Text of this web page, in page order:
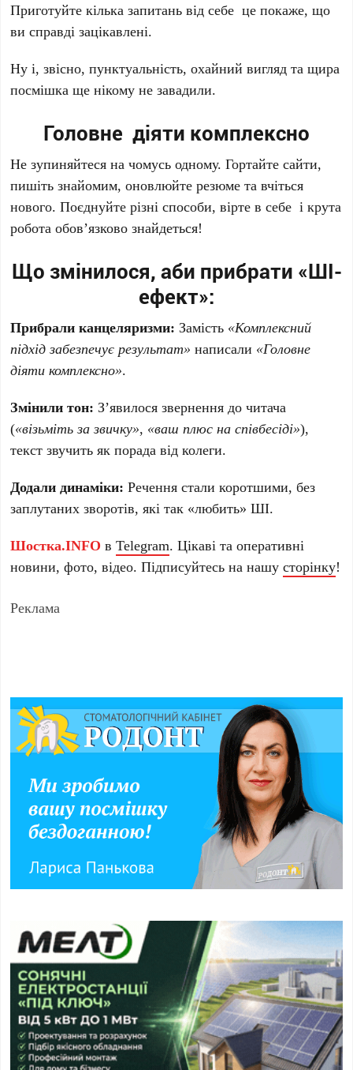
Приготуйте кілька запитань від себе це покаже, що
ви справді зацікавлені.
Ну і, звісно, пунктуальність, охайний вигляд та щира
посмішка ще нікому не завадили.
Головне діяти комплексно
Не зупиняйтеся на чомусь одному. Гортайте сайти,
пишіть знайомим, оновлюйте резюме та вчіться
нового. Поєднуйте різні способи, вірте в себе і крута
робота обов’язково знайдеться!
Що змінилося, аби прибрати «ШІ-
ефект»:
Прибрали канцеляризми: Замість «Комплексний
підхід забезпечує результат» написали «Головне
діяти комплексно».
Змінили тон: З’явилося звернення до читача
(«візьміть за звичку», «ваш плюс на співбесіді»),
текст звучить як порада від колеги.
Додали динаміки: Речення стали коротшими, без
заплутаних зворотів, які так «любить» ШІ.
Шостка.INFO вTelegram. Цікаві та оперативні
новини, фото, відео. Підписуйтесь на нашусторінку!
Реклама